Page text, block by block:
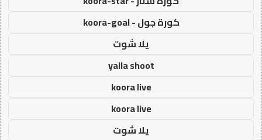
كورة جول - koora-goal
يلا شوت
yalla shoot
koora live
koora live
يلا شوت